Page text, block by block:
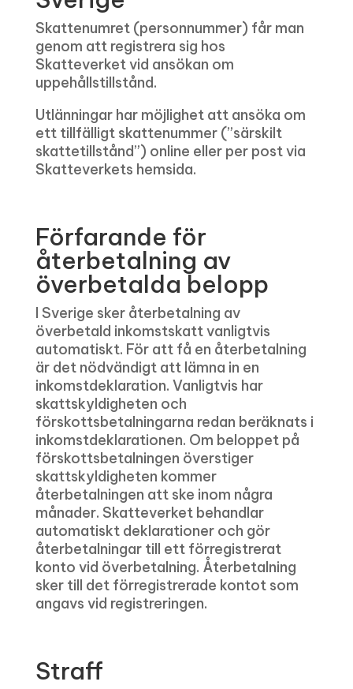
Skattenumret (personnummer) får man
genom att registrera sig hos
Skatteverket vid ansökan om
uppehållstillstånd.
Utlänningar har möjlighet att ansöka om
ett tillfälligt skattenummer (”särskilt
skattetillstånd”) online eller per post via
Skatteverkets hemsida.
Förfarande för
återbetalning av
överbetalda belopp
I Sverige sker återbetalning av
överbetald inkomstskatt vanligtvis
automatiskt. För att få en återbetalning
är det nödvändigt att lämna in en
inkomstdeklaration. Vanligtvis har
skattskyldigheten och
förskottsbetalningarna redan beräknats i
inkomstdeklarationen. Om beloppet på
förskottsbetalningen överstiger
skattskyldigheten kommer
återbetalningen att ske inom några
månader. Skatteverket behandlar
automatiskt deklarationer och gör
återbetalningar till ett förregistrerat
konto vid överbetalning. Återbetalning
sker till det förregistrerade kontot som
angavs vid registreringen.
Straff